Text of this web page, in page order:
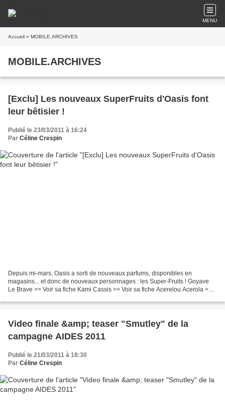
MENU
Accueil » MOBILE.ARCHIVES
MOBILE.ARCHIVES
[Exclu] Les nouveaux SuperFruits d'Oasis font
leur bêtisier !
Publié le 23/03/2011 à 16:24
Par Céline Crespin
Depuis mi-mars, Oasis a sorti de nouveaux parfums, disponibles en
magasins... et donc de nouveaux personnages : les Super-Fruits ! Goyave
Le Brave >> Voir sa fiche Kami Cassis >> Voir sa fiche Acerelou Acerola >>
Video finale &amp; teaser "Smutley" de la
campagne AIDES 2011
Publié le 21/03/2011 à 18:30
Par Céline Crespin